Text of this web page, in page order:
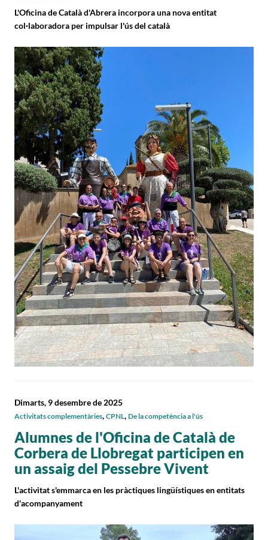
L'Oficina de Català d'Abrera incorpora una nova entitat
col·laboradora per impulsar l'ús del català
Alumnes de l'Oficina de Català de
Corbera de Llobregat participen en
un assaig del Pessebre Vivent
L'activitat s'emmarca en les pràctiques lingüístiques en entitats
d'acompanyament
Dimarts, 9 desembre de 2025
Activitats complementàries, CPNL, De la competència a l'ús